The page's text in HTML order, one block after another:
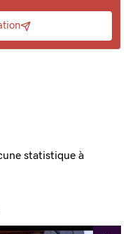
statistique à